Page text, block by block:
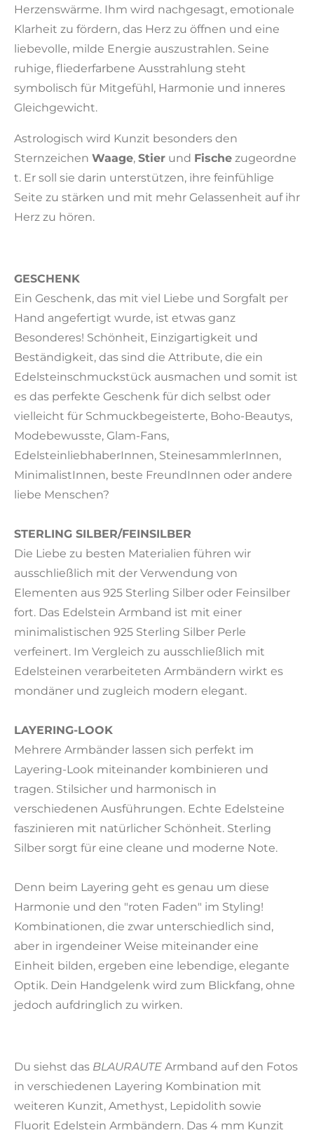
Herzenswärme. Ihm wird nachgesagt, emotionale
Klarheit zu fördern, das Herz zu öffnen und eine
liebevolle, milde Energie auszustrahlen. Seine
ruhige, fliederfarbene Ausstrahlung steht
symbolisch für Mitgefühl, Harmonie und inneres
Gleichgewicht.
Astrologisch wird Kunzit besonders den
Sternzeichen Waage, Stier und Fische zugeordne
t. Er soll sie darin unterstützen, ihre feinfühlige
Seite zu stärken und mit mehr Gelassenheit auf ihr
Herz zu hören.
GESCHENK
Ein Geschenk, das mit viel Liebe und Sorgfalt per
Hand angefertigt wurde, ist etwas ganz
Besonderes! Schönheit, Einzigartigkeit und
Beständigkeit, das sind die Attribute, die ein
Edelsteinschmuckstück ausmachen und somit ist
es das perfekte Geschenk für dich selbst oder
vielleicht für Schmuckbegeisterte, Boho-Beautys,
Modebewusste, Glam-Fans,
EdelsteinliebhaberInnen, SteinesammlerInnen,
MinimalistInnen, beste FreundInnen oder andere
liebe Menschen?
STERLING SILBER/FEINSILBER
Die Liebe zu besten Materialien führen wir
ausschließlich mit der Verwendung von
Elementen aus 925 Sterling Silber oder Feinsilber
fort. Das Edelstein Armband ist mit einer
minimalistischen 925 Sterling Silber Perle
verfeinert. Im Vergleich zu ausschließlich mit
Edelsteinen verarbeiteten Armbändern wirkt es
mondäner und zugleich modern elegant.
LAYERING-LOOK
Mehrere Armbänder lassen sich perfekt im
Layering-Look miteinander kombinieren und
tragen. Stilsicher und harmonisch in
verschiedenen Ausführungen. Echte Edelsteine
faszinieren mit natürlicher Schönheit. Sterling
Silber sorgt für eine cleane und moderne Note.
Denn beim Layering geht es genau um diese
Harmonie und den "roten Faden" im Styling!
Kombinationen, die zwar unterschiedlich sind,
aber in irgendeiner Weise miteinander eine
Einheit bilden, ergeben eine lebendige, elegante
Optik. Dein Handgelenk wird zum Blickfang, ohne
jedoch aufdringlich zu wirken.
Du siehst das BLAURAUTE Armband auf den Fotos
in verschiedenen Layering Kombination mit
weiteren Kunzit, Amethyst, Lepidolith sowie
Fluorit Edelstein Armbändern. Das 4 mm Kunzit